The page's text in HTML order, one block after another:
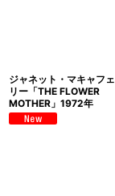
ジャネット・マキャフェ
リー「THE FLOWER
MOTHER」1972年